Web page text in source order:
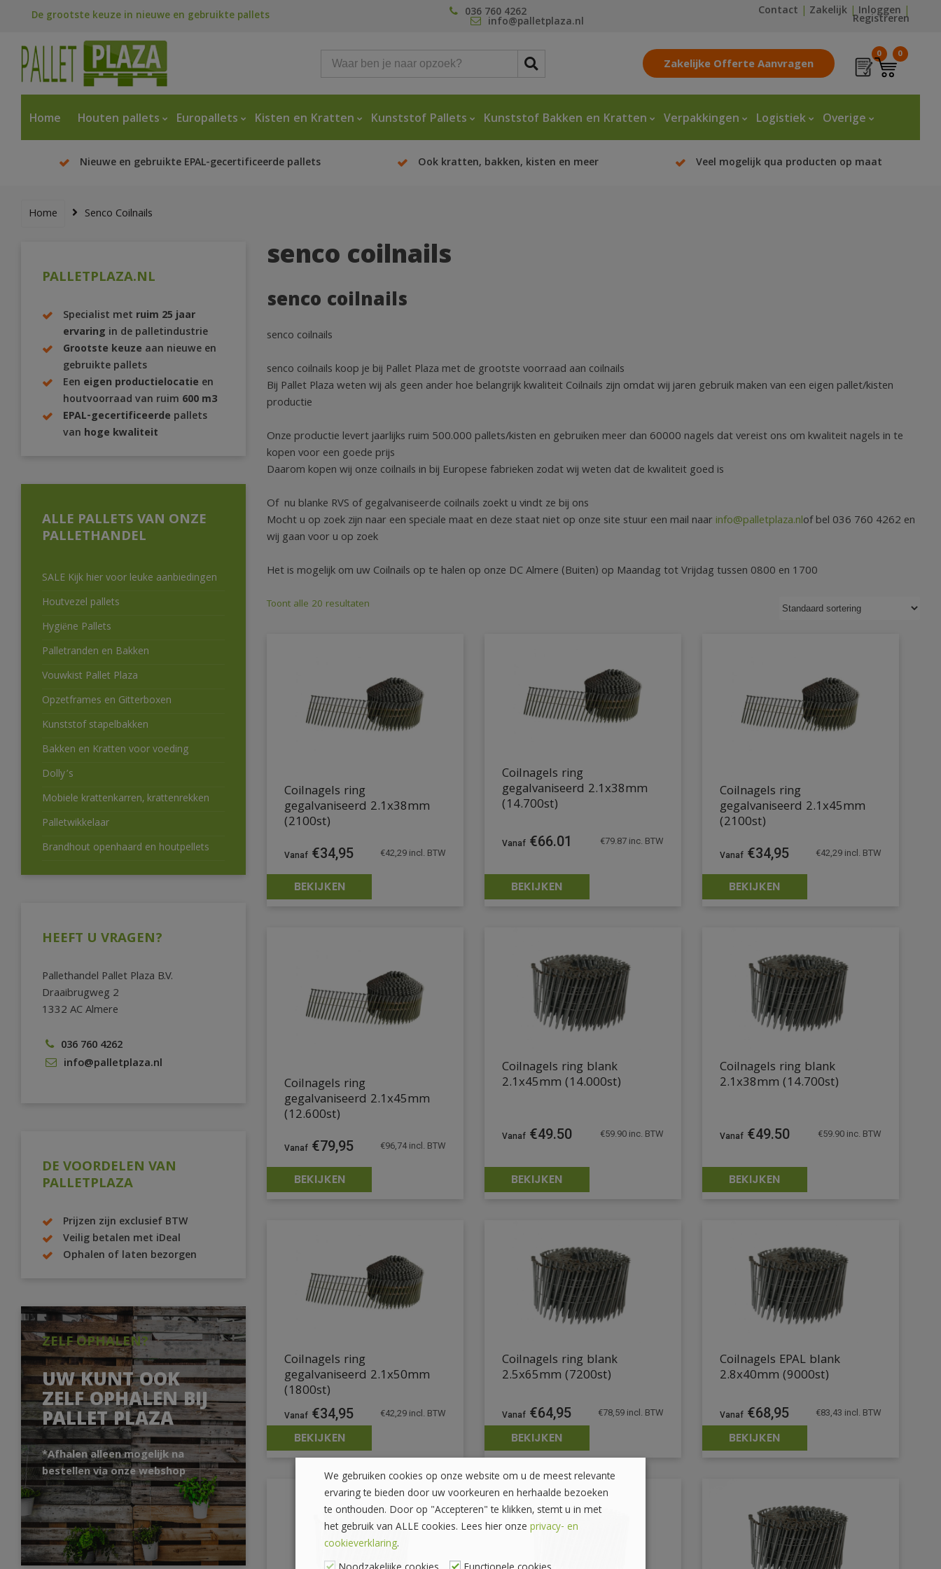
De grootste keuze in nieuwe en gebruikte pallets 036 760 4262
info@palletplaza.nl
Contact | Zakelijk |Inloggen |
Registreren
Zakelijke Offerte Aanvragen
0 0
Home Houten pallets Europallets Kisten en Kratten Kunststof Pallets Kunststof Bakken en Kratten Verpakkingen Logistiek Overige
Nieuwe en gebruikte EPAL-gecertificeerde pallets Ook kratten, bakken, kisten en meer Veel mogelijk qua producten op maat
Home Senco Coilnails
PALLETPLAZA.NL
Specialist met ruim 25 jaar
ervaring in de palletindustrie
Grootste keuze aan nieuwe en
gebruikte pallets
Een eigen productielocatie en
houtvoorraad van ruim 600 m3
EPAL-gecertificeerde pallets
van hoge kwaliteit
ALLE PALLETS VAN ONZE
PALLETHANDEL
SALE Kijk hier voor leuke aanbiedingen
Houtvezel pallets
Hygiëne Pallets
Palletranden en Bakken
Vouwkist Pallet Plaza
Opzetframes en Gitterboxen
Kunststof stapelbakken
Bakken en Kratten voor voeding
Dolly’s
Mobiele krattenkarren, krattenrekken
Palletwikkelaar
Brandhout openhaard en houtpellets
HEEFT U VRAGEN?
Pallethandel Pallet Plaza B.V.
Draaibrugweg 2
1332 AC Almere
036 760 4262
info@palletplaza.nl
DE VOORDELEN VAN
PALLETPLAZA
Prijzen zijn exclusief BTW
Veilig betalen met iDeal
Ophalen of laten bezorgen
ZELF OPHALEN?
UW KUNT OOK
ZELF OPHALEN BIJ
PALLET PLAZA
*Afhalen alleen mogelijk na
bestellen via onze webshop
senco coilnails
senco coilnails
senco coilnails
senco coilnails koop je bij Pallet Plaza met de grootste voorraad aan coilnails
Bij Pallet Plaza weten wij als geen ander hoe belangrijk kwaliteit Coilnails zijn omdat wij jaren gebruik maken van een eigen pallet/kisten
productie
Onze productie levert jaarlijks ruim 500.000 pallets/kisten en gebruiken meer dan 60000 nagels dat vereist ons om kwaliteit nagels in te
kopen voor een goede prijs
Daarom kopen wij onze coilnails in bij Europese fabrieken zodat wij weten dat de kwaliteit goed is
Of nu blanke RVS of gegalvaniseerde coilnails zoekt u vindt ze bij ons
Mocht u op zoek zijn naar een speciale maat en deze staat niet op onze site stuur een mail naarinfo@palletplaza.nlof bel 036 760 4262 en
wij gaan voor u op zoek
Het is mogelijk om uw Coilnails op te halen op onze DC Almere (Buiten) op Maandag tot Vrijdag tussen 0800 en 1700
Toont alle 20 resultaten
Coilnagels ring
gegalvaniseerd 2.1x38mm
(2100st)
€34,95 €42,29incl. BTW
BEKIJKEN
Coilnagels ring
gegalvaniseerd 2.1x38mm
(14.700st)
€66.01 €79.87inc. BTW
BEKIJKEN
Coilnagels ring
gegalvaniseerd 2.1x45mm
(2100st)
€34,95 €42,29incl. BTW
BEKIJKEN
Coilnagels ring
gegalvaniseerd 2.1x45mm
(12.600st)
€79,95 €96,74incl. BTW
BEKIJKEN
Coilnagels ring blank
2.1x45mm (14.000st)
€49.50 €59.90inc. BTW
BEKIJKEN
Coilnagels ring blank
2.1x38mm (14.700st)
€49.50 €59.90inc. BTW
BEKIJKEN
Coilnagels ring
gegalvaniseerd 2.1x50mm
(1800st)
€34,95 €42,29incl. BTW
BEKIJKEN
Coilnagels ring blank
2.5x65mm (7200st)
€64,95 €78,59incl. BTW
BEKIJKEN
Coilnagels EPAL blank
2.8x40mm (9000st)
€68,95 €83,43 incl. BTW
BEKIJKEN
We gebruiken cookies op onze website om u de meest relevante
ervaring te bieden door uw voorkeuren en herhaalde bezoeken
te onthouden. Door op "Accepteren" te klikken, stemt u in met
het gebruik van ALLE cookies. Lees hier onze privacy- en
cookieverklaring.